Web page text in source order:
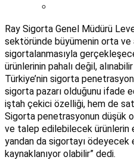
Ray Sigorta Genel Müdürü
sektöründe büyümenin orta ve
sigortalanmasıyla
ürünlerinin pahalı değil,
Türkiye’nin sigorta
sigorta pazarı olduğunu ifade
iştah çekici özelliği, hem de
Sigorta penetrasyonun düşük
ve talep edilebilecek ürünlerin
yandan da sigortayı
kaynaklanıyor olabilir” dedi.